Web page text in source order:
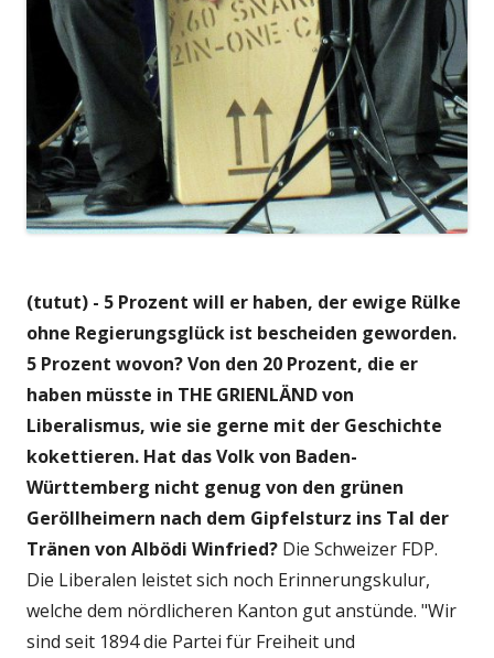
(tutut) - 5 Prozent will er haben, der ewige Rülke
ohne Regierungsglück ist bescheiden geworden.
5 Prozent wovon? Von den 20 Prozent, die er
haben müsste in THE GRIENLÄND von
Liberalismus, wie sie gerne mit der Geschichte
kokettieren. Hat das Volk von Baden-
Württemberg nicht genug von den grünen
Geröllheimern nach dem Gipfelsturz ins Tal der
Tränen von Albödi Winfried? Die Schweizer FDP.
Die Liberalen leistet sich noch Erinnerungskulur,
welche dem nördlicheren Kanton gut anstünde. "Wir
sind seit 1894 die Partei für Freiheit und